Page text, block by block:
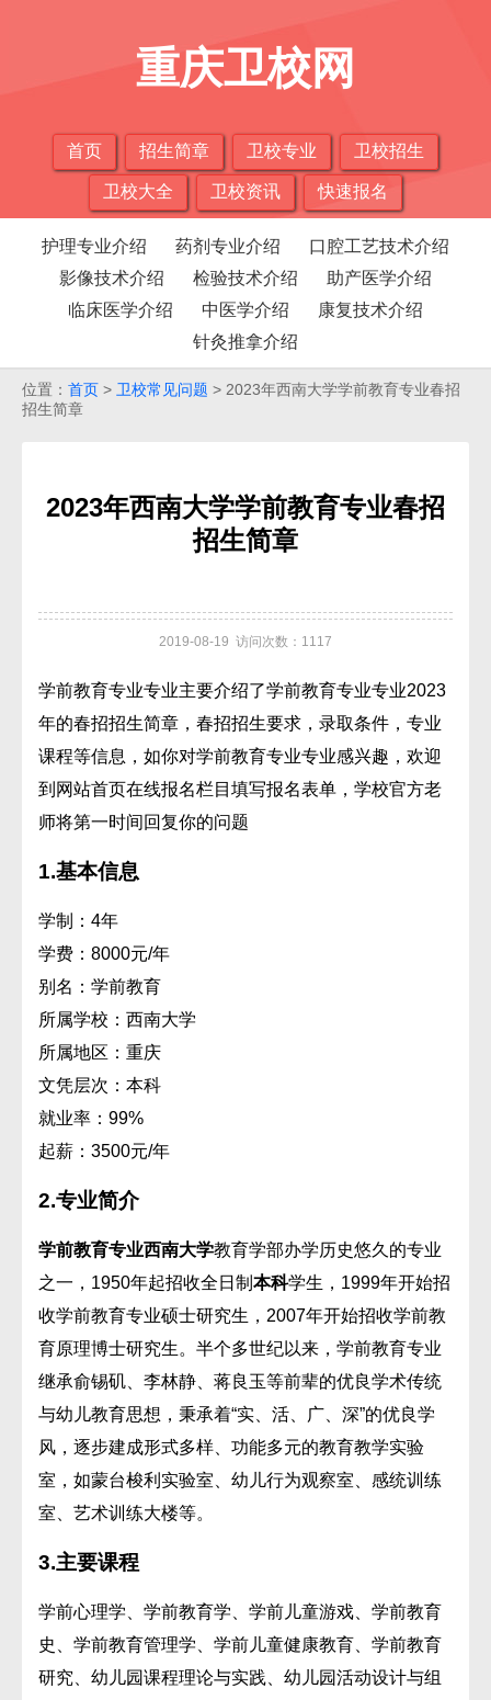
重庆卫校网
首页 招生简章 卫校专业 卫校招生
卫校大全 卫校资讯 快速报名
护理专业介绍 药剂专业介绍
口腔工艺技术介绍
影像技术介绍
检验技术介绍
助产医学介绍
临床医学介绍
中医学介绍
康复技术介绍
针灸推拿介绍
位置： 首页 > 卫校常见问题 > 2023年西南大学学前教育专业春招
招生简章
2023年西南大学学前教育专业春招
招生简章
2019-08-19 访问次数：1117
学前教育专业专业主要介绍了学前教育专业专业2023
年的春招招生简章，春招招生要求，录取条件，专业
课程等信息，如你对学前教育专业专业感兴趣，欢迎
到网站首页在线报名栏目填写报名表单，学校官方老
师将第一时间回复你的问题
1.基本信息
学制： 4年
学费： 8000元/年
别名： 学前教育
所属学校： 西南大学
所属地区： 重庆
文凭层次： 本科
就业率： 99%
起薪： 3500元/年
2.专业简介
学前教育专业西南大学教育学部办学历史悠久的专业
之一，1950年起招收全日制 本科学生，1999年开始招
收学前教育专业硕士研究生，2007年开始招收学前教
育原理博士研究生。半个多世纪以来，学前教育专业
继承俞锡矶、李林静、蒋良玉等前辈的优良学术传统
与幼儿教育思想，秉承着“实、活、广、深”的优良学
风，逐步建成形式多样、功能多元的教育教学实验
室，如蒙台梭利实验室、幼儿行为观察室、感统训练
室、艺术训练大楼等。
3.主要课程
学前心理学、学前教育学、学前儿童游戏、学前教育
史、学前教育管理学、学前儿童健康教育、学前教育
研究、幼儿园课程理论与实践、幼儿园活动设计与组